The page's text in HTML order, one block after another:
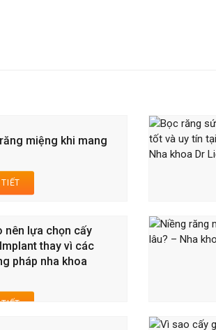
miệng khi mang
nên lựa chọn cấy
thay vì các
pháp nha khoa
TIẾT